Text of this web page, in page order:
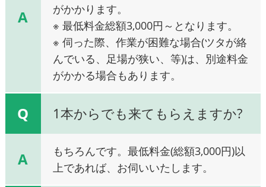
A
がかかります。
※ 最低料金総額3,000円～となります。
※ 伺った際、作業が困難な場合(ツタが絡
んでいる、足場が狭い、等)は、別途料金
がかかる場合もあります。
Q 1本からでも来てもらえますか?
A
もちろんです。最低料金(総額3,000円)以
上であれば、お伺いいたします。